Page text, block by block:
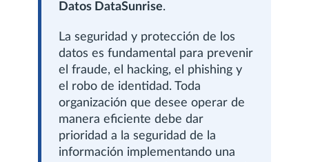
Datos DataSunrise.
La seguridad y protección de los
datos es fundamental para prevenir
el fraude, el hacking, el phishing y
el robo de identidad. Toda
organización que desee operar de
manera eficiente debe dar
prioridad a la seguridad de la
información implementando una